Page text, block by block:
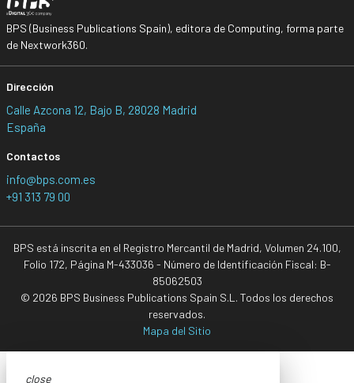
BPS (Business Publications Spain), editora de Computing, forma parte
de Nextwork360.
Dirección
Calle Azcona 12, Bajo B, 28028 Madrid
España
Contactos
info@bps.com.es
+91 313 79 00
BPS está inscrita en el Registro Mercantil de Madrid, Volumen 24.100,
Folio 172, Página M-433036 - Número de Identificación Fiscal: B-
85062503
© 2026 BPS Business Publications Spain S.L. Todos los derechos
reservados.
Mapa del Sitio
close